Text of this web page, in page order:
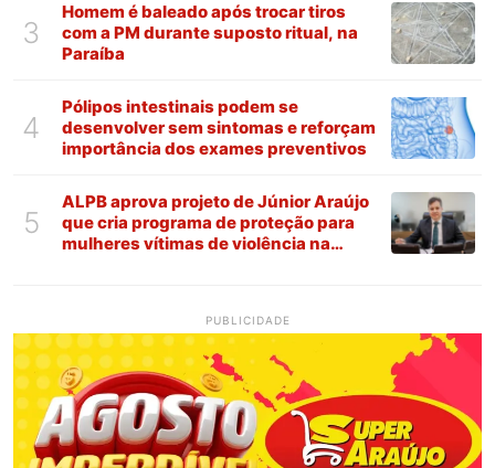
3
Homem é baleado após trocar tiros
com a PM durante suposto ritual, na
Paraíba
4
Pólipos intestinais podem se
desenvolver sem sintomas e reforçam
importância dos exames preventivos
5
ALPB aprova projeto de Júnior Araújo
que cria programa de proteção para
mulheres vítimas de violência na
PUBLICIDADE